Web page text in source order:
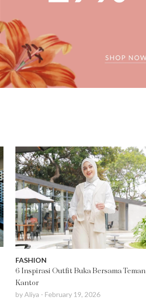
FASHION
6 Inspirasi Outfit Buka Bersama Teman
Kantor
byAliya - February 19, 2026